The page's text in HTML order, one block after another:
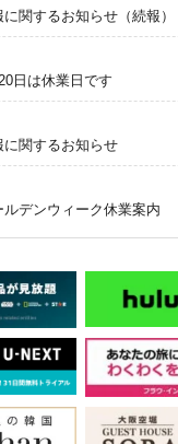
に関するお知らせ（続報）
日は休業日です
に関するお知らせ
ルデンウィーク休業案内